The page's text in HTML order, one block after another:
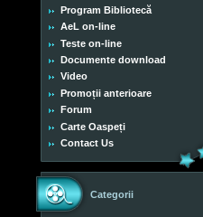
Program Bibliotecă
AeL on-line
Teste on-line
Documente download
Video
Promoții anterioare
Forum
Carte Oaspeți
Contact Us
Categorii